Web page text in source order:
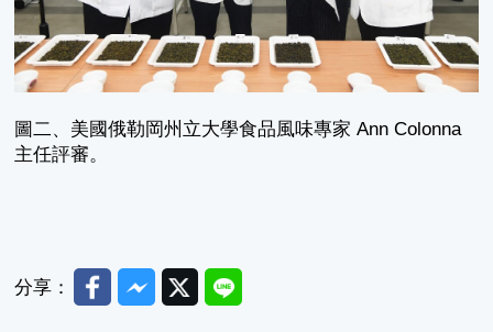
圖二、美國俄勒岡州立大學食品風味專家 Ann Colonna
主任評審。
分享： FacebookMessenger
TwitterLine